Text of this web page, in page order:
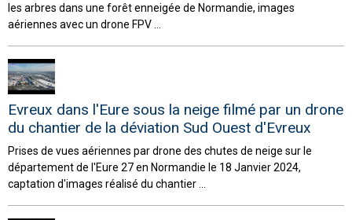
les arbres dans une forêt enneigée de Normandie, images
aériennes avec un drone FPV ...
Evreux dans l'Eure sous la neige filmé par un drone
du chantier de la déviation Sud Ouest d'Evreux
Prises de vues aériennes par drone des chutes de neige sur le
département de l'Eure 27 en Normandie le 18 Janvier 2024,
captation d'images réalisé du chantier ...